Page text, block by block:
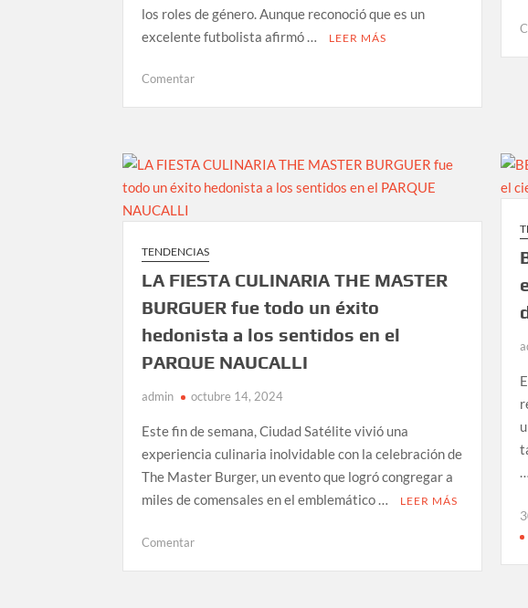
los roles de género. Aunque reconoció que es un
excelente futbolista afirmó …
LEER MÁS
Comentaren
CHICHARITO
POR
SU
DISCURSO
MACHISTA
TENDENCIAS
LA FIESTA CULINARIA THE MASTER
BURGUER fue todo un éxito
hedonista a los sentidos en el
PARQUE NAUCALLI
admin octubre 14, 2024
Este fin de semana, Ciudad Satélite vivió una
experiencia culinaria inolvidable con la celebración de
The Master Burger, un evento que logró congregar a
miles de comensales en el emblemático …
LEER MÁS
Comentaren
…